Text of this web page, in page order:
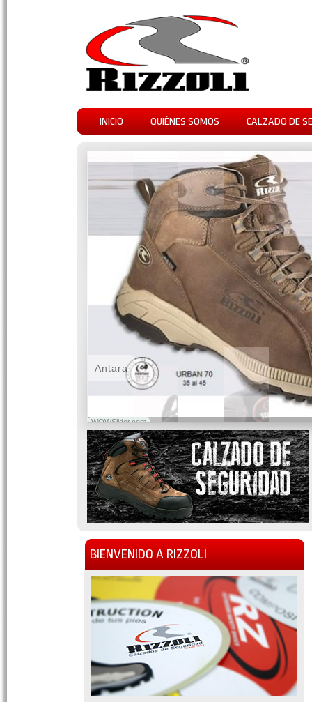
INICIO QUIÉNES SOMOS CALZADO DE
WOWSlider.com
Antara
BIENVENIDO A RIZZOLI